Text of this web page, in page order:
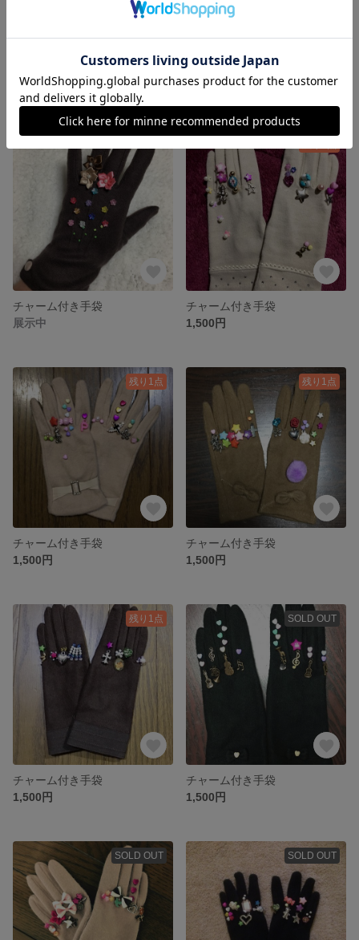
チャーム付きロング手袋(オーダー品)
展示中
展示中
チャーム付き手袋
展示中
チャーム付き手袋
1,500円
残り1点
チャーム付き手袋
1,500円
残り1点
チャーム付き手袋
1,500円
残り1点
チャーム付き手袋
1,500円
SOLD OUT
チャーム付き手袋
1,500円
SOLD OUT SOLD OUT